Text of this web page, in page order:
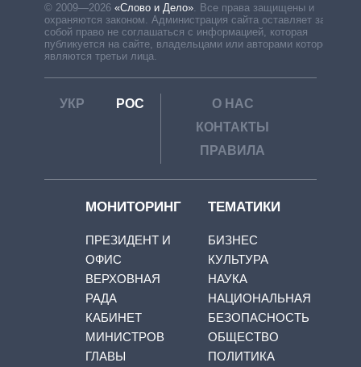
© 2009—2026 «Слово и Дело»
Все права защищены и
охраняются законом. Администрация сайта оставляет за
собой право не соглашаться с информацией, которая
публикуется на сайте, владельцами или авторами которой
являются третьи лица.
УКР РОС
О НАС
КОНТАКТЫ
ПРАВИЛА
МОНИТОРИНГ
ПРЕЗИДЕНТ И
ОФИС
ВЕРХОВНАЯ
РАДА
КАБИНЕТ
МИНИСТРОВ
ГЛАВЫ
ТЕМАТИКИ
БИЗНЕС
КУЛЬТУРА
НАУКА
НАЦИОНАЛЬНАЯ
БЕЗОПАСНОСТЬ
ОБЩЕСТВО
ПОЛИТИКА